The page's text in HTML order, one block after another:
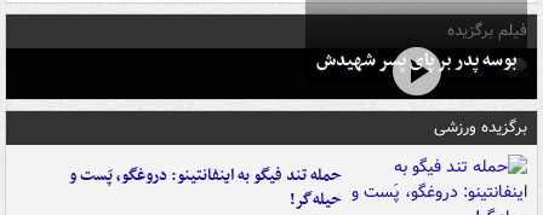
فیلم برگزیده
بوسه‌ پدر بر پای پسر شهیدش
برگزیده ورزشی
حمله تند فیگو به اینفانتینو: دروغگو، پَست‌ و
حیله‌گر!